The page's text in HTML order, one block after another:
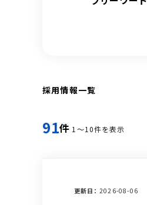
採用情報一覧
91件 1～10件を表示
更新日 2026-08-06